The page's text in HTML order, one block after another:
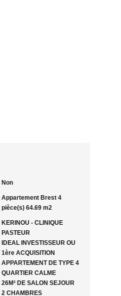
Non
Appartement Brest 4
pièce(s) 64.69 m2
KERINOU - CLINIQUE
PASTEUR
IDEAL INVESTISSEUR OU
1ère ACQUISITION
APPARTEMENT DE TYPE 4
QUARTIER CALME
26M² DE SALON SEJOUR
2 CHAMBRES